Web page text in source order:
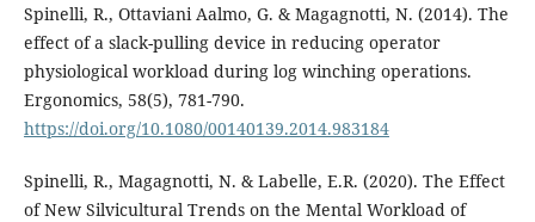
Spinelli, R., Ottaviani Aalmo, G. & Magagnotti, N. (2014). The
effect of a slack-pulling device in reducing operator
physiological workload during log winching operations.
Ergonomics, 58(5), 781-790.
https://doi.org/10.1080/00140139.2014.983184
Spinelli, R., Magagnotti, N. & Labelle, E.R. (2020). The Effect
of New Silvicultural Trends on the Mental Workload of